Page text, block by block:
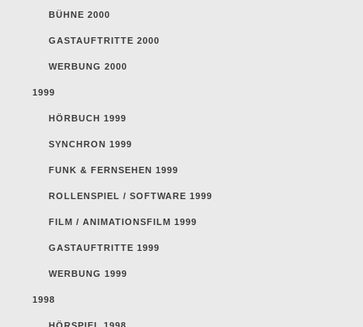
BÜHNE 2000
GASTAUFTRITTE 2000
WERBUNG 2000
1999
HÖRBUCH 1999
SYNCHRON 1999
FUNK & FERNSEHEN 1999
ROLLENSPIEL / SOFTWARE 1999
FILM / ANIMATIONSFILM 1999
GASTAUFTRITTE 1999
WERBUNG 1999
1998